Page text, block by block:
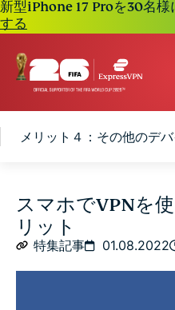
新型iPhone 17 Proを30名
する
メリット４：その他のデ
メリット１：公共のWi-Fi
メリット２：通話内容が
スマホでVPNを
リット
特集記事 01.08.2022